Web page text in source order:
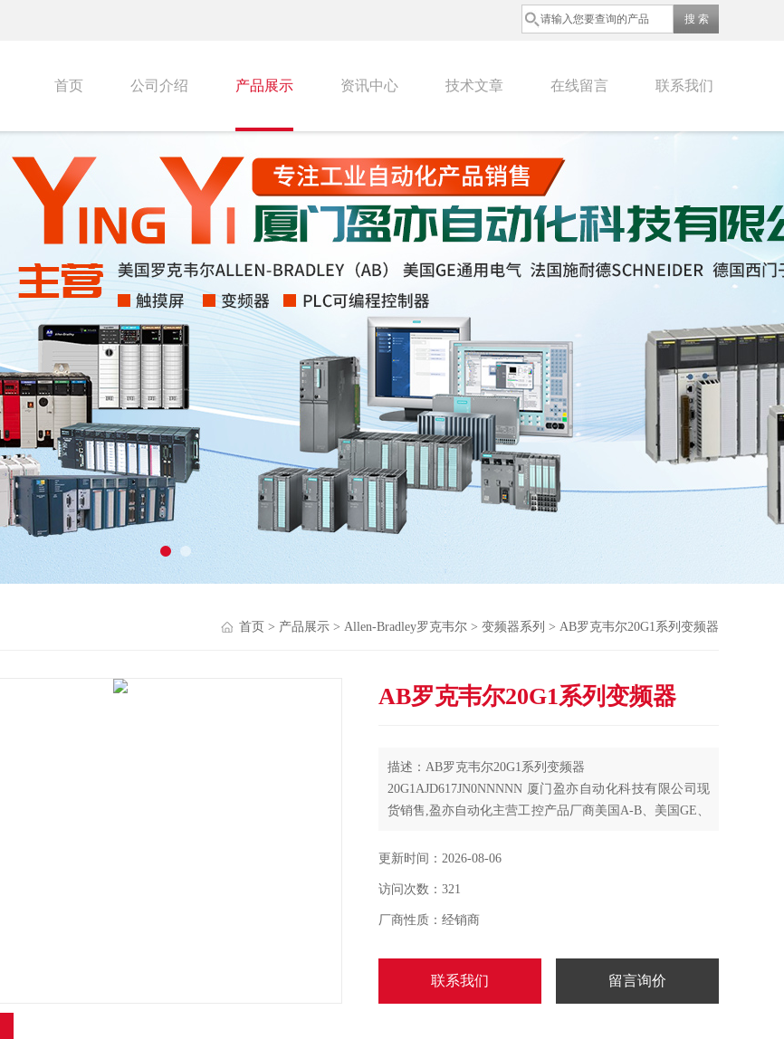
首页 公司介绍 产品展示 资讯中心 技术文章 在线留言 联系我们
首页 > 产品展示 > Allen-Bradley罗克韦尔 > 变频器系列 > AB罗克韦尔20G1系列变频器
AB罗克韦尔20G1系列变频器
描述：AB罗克韦尔20G1系列变频器
20G1AJD617JN0NNNNN 厦门盈亦自动化科技有限公司现
货销售,盈亦自动化主营工控产品厂商美国A-B、美国GE、
工、德国西门子、美国派克、三菱、三肯、SMC，FESTO
更新时间：2026-08-06
访问次数：321
厂商性质：经销商
联系我们 留言询价